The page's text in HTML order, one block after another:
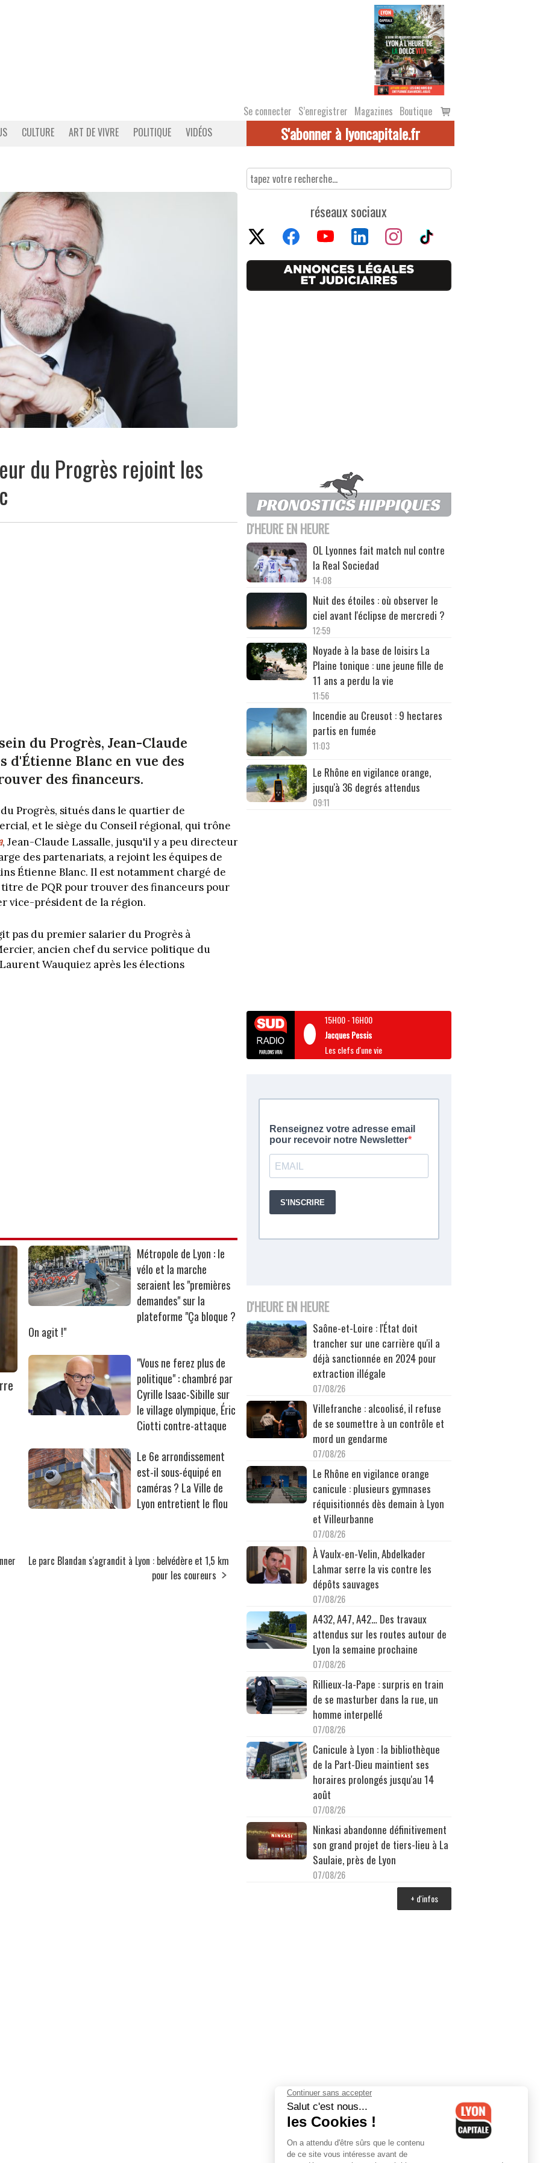
Se connecter S’enregistrer Magazines Boutique
Voir
le
CULTURE ART DE VIVRE POLITIQUE VIDÉOS S'abonner à lyoncapitale.fr
du Progrès rejoint les
du Progrès, Jean-Claude
d'Étienne Blanc en vue des
des financeurs.
Progrès, situés dans le quartier de
et le siège du Conseil régional, qui trône
, Jean-Claude Lassalle, jusqu'il y a peu directeur
des partenariats, a rejoint les équipes de
Étienne Blanc. Il est notamment chargé de
de PQR pour trouver des financeurs pour
vice-président de la région.
pas du premier salarier du Progrès à
ancien chef du service politique du
Wauquiez après les élections
Métropole de Lyon : le
vélo et la marche
seraient les "premières
demandes" sur la
plateforme "Ça bloque ?
On agit !"
"Vous ne ferez plus de
politique" : chambré par
Cyrille Isaac-Sibille sur
le village olympique, Éric
Ciotti contre-attaque
Le 6e arrondissement
est-il sous-équipé en
caméras ? La Ville de
Lyon entretient le flou
Le parc Blandan s'agrandit à Lyon : belvédère et 1,5 km
pour les coureurs
réseaux sociaux
D'HEURE EN HEURE
OL Lyonnes fait match nul contre
la Real Sociedad
14:08
Nuit des étoiles : où observer le
ciel avant l'éclipse de mercredi ?
12:59
Noyade à la base de loisirs La
Plaine tonique : une jeune fille de
11 ans a perdu la vie
11:56
Incendie au Creusot : 9 hectares
partis en fumée
11:03
Le Rhône en vigilance orange,
jusqu'à 36 degrés attendus
09:11
15H00-16H00
Jacques Pessis
Les clefs d'une vie
D'HEURE EN HEURE
Saône-et-Loire : l'État doit
trancher sur une carrière qu'il a
déjà sanctionnée en 2024 pour
extraction illégale
07/08/26
Villefranche : alcoolisé, il refuse
de se soumettre à un contrôle et
mord un gendarme
07/08/26
Le Rhône en vigilance orange
canicule : plusieurs gymnases
réquisitionnés dès demain à Lyon
et Villeurbanne
07/08/26
À Vaulx-en-Velin, Abdelkader
Lahmar serre la vis contre les
dépôts sauvages
07/08/26
A432, A47, A42… Des travaux
attendus sur les routes autour de
Lyon la semaine prochaine
07/08/26
Rillieux-la-Pape : surpris en train
de se masturber dans la rue, un
homme interpellé
07/08/26
Canicule à Lyon : la bibliothèque
de la Part-Dieu maintient ses
horaires prolongés jusqu'au 14
août
07/08/26
Ninkasi abandonne définitivement
son grand projet de tiers-lieu à La
Saulaie, près de Lyon
07/08/26
+ d'infos